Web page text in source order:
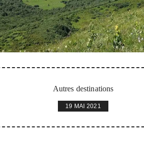
Autres destinations
19 MAI 2021